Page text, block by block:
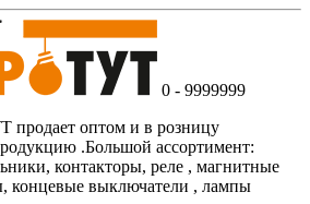
0 - 9999999
оптом и в розницу
.Большой ассортимент:
контакторы, реле , магнитные
концевые выключатели , лампы